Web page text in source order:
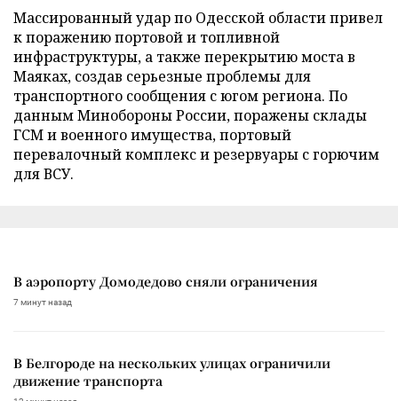
Массированный удар по Одесской области привел
к поражению портовой и топливной
инфраструктуры, а также перекрытию моста в
Маяках, создав серьезные проблемы для
транспортного сообщения с югом региона. По
данным Минобороны России, поражены склады
ГСМ и военного имущества, портовый
перевалочный комплекс и резервуары с горючим
для ВСУ.
В аэропорту Домодедово сняли ограничения
7 минут назад
В Белгороде на нескольких улицах ограничили
движение транспорта